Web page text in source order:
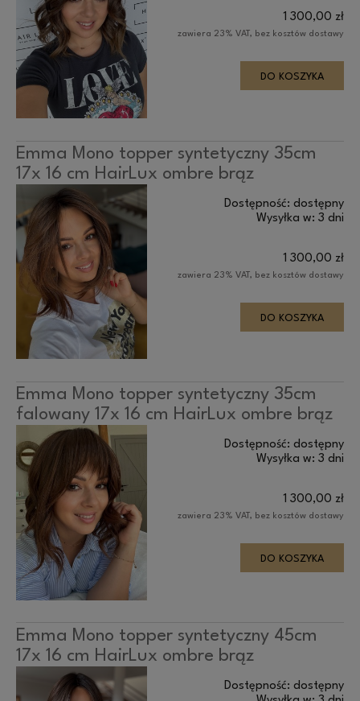
1 300,00 zł
zawiera 23% VAT, bez kosztów dostawy
DO KOSZYKA
Emma Mono topper syntetyczny 35cm
17x 16 cm HairLux ombre brąz
Dostępność: dostępny
Wysyłka w: 3 dni
1 300,00 zł
zawiera 23% VAT, bez kosztów dostawy
DO KOSZYKA
Emma Mono topper syntetyczny 35cm
falowany 17x 16 cm HairLux ombre brąz
Dostępność: dostępny
Wysyłka w: 3 dni
1 300,00 zł
zawiera 23% VAT, bez kosztów dostawy
DO KOSZYKA
Emma Mono topper syntetyczny 45cm
17x 16 cm HairLux ombre brąz
Dostępność: dostępny